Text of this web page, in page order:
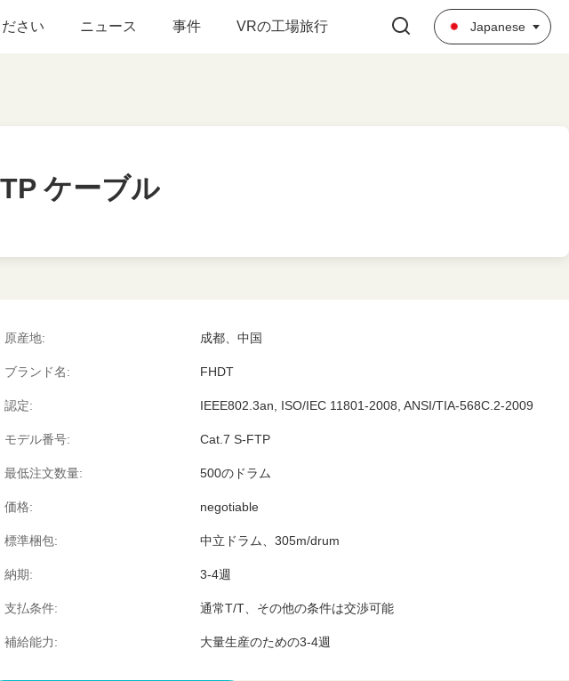
さい ニュース 事件 VRの工場旅行 Japanese
ケーブル
ケーブル
原産地: 成都、中国
ブランド名: FHDT
認定: IEEE802.3an, ISO/IEC 11801-2008, ANSI/TIA-568C.2-2009
モデル番号: Cat.7 S-FTP
最低注文数量: 500のドラム
価格: negotiable
標準梱包: 中立ドラム、305m/drum
納期: 3-4週
支払条件: 通常T/T、その他の条件は交渉可能
補給能力: 大量生産のための3-4週